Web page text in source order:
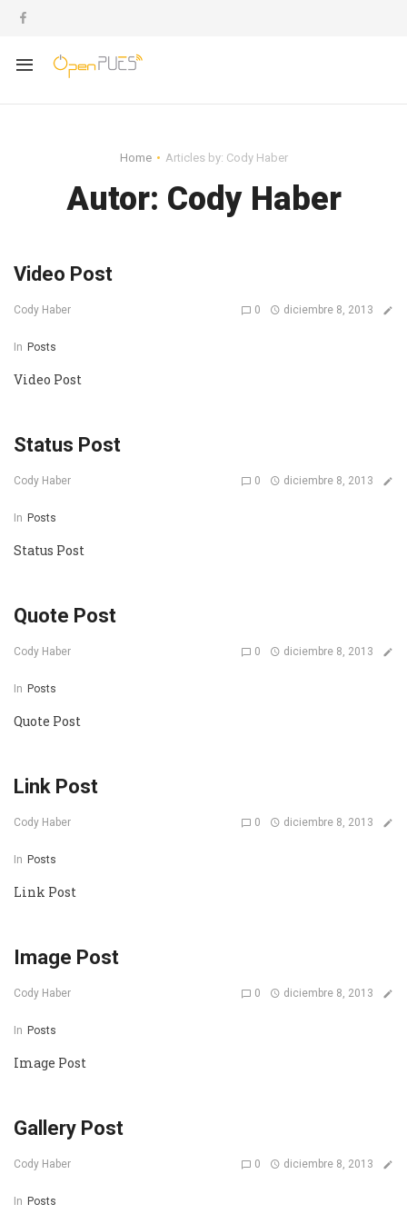
Home Articles by: Cody Haber
Autor: Cody Haber
Video Post
Cody Haber 0 diciembre 8, 2013
In Posts
Video Post
Status Post
Cody Haber 0 diciembre 8, 2013
In Posts
Status Post
Quote Post
Cody Haber 0 diciembre 8, 2013
In Posts
Quote Post
Link Post
Cody Haber 0 diciembre 8, 2013
In Posts
Link Post
Image Post
Cody Haber 0 diciembre 8, 2013
In Posts
Image Post
Gallery Post
Cody Haber 0 diciembre 8, 2013
In Posts